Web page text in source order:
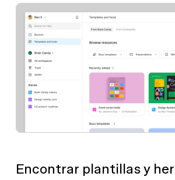
Encontrar plantillas y